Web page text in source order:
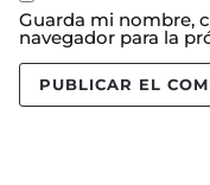
Guarda mi nombre,
navegador para la